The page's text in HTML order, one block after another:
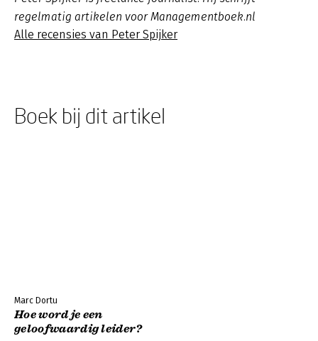
regelmatig artikelen voor Managementboek.nl
Alle recensies van Peter Spijker
Boek bij dit artikel
Marc Dortu
Hoe word je een
geloofwaardig leider?